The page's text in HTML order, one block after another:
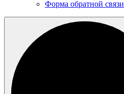
Форма обратной связи